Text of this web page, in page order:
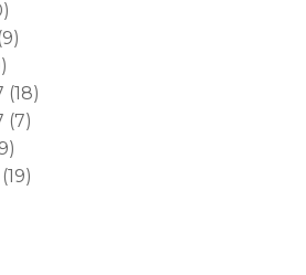
(9)
(18)
(7)
(19)